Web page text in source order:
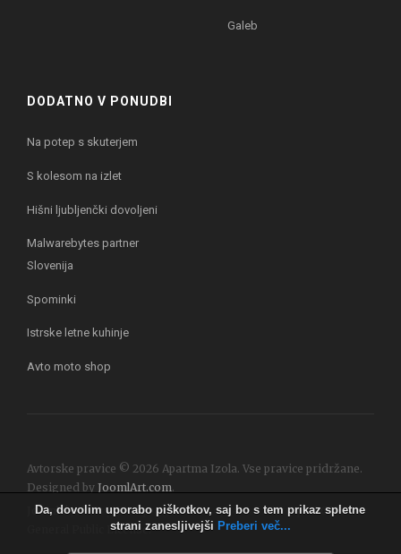
Da, dovolim uporabo piškotkov, saj bo s tem prikaz spletne
strani zanesljivejši Preberi več...
Galeb
DODATNO V PONUDBI
Na potep s skuterjem
S kolesom na izlet
Hišni ljubljenčki dovoljeni
Malwarebytes partner
Slovenija
Spominki
Istrske letne kuhinje
Avto moto shop
Avtorske pravice © 2026 Apartma Izola. Vse pravice pridržane.
Designed by JoomlArt.com.
Joomla!je brezplačna programska oprema izdana pod GNU
General Public License.